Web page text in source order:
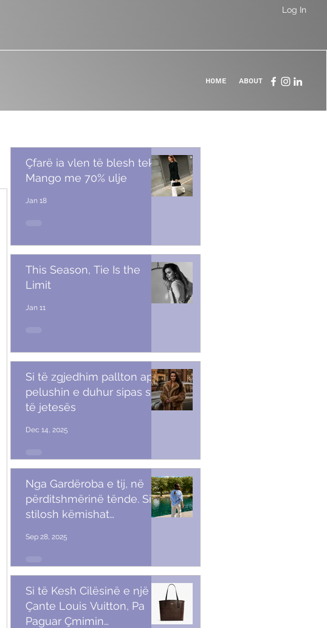
Log In
Home About
Çfarë ia vlen të blesh tek
Mango me 70% ulje
Jan 18
This Season, Tie Is the
Limit
Jan 11
Si të zgjedhim pallton apo
pelushin e duhur sipas stilit
të jetesës
Dec 14, 2025
Nga Gardëroba e tij, në
përditshmërinë tënde. Si t’i
stilosh këmishat
Sep 28, 2025
Si të Kesh Cilësinë e një
Çante Louis Vuitton, Pa
Paguar Çmimin